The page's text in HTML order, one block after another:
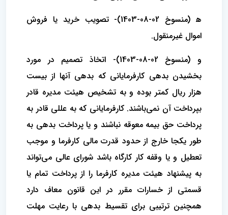
ه‍ (منسوخ 02-08-1403)- تصویب خرید یا فروش
اموال غیرمنقول.
و (منسوخ 02-08-1403)- اتخاذ تصمیم در مورد
بخشیدن بدهی کارفرمایانی که بدهی آنها از بیست
هزار ریال کمتر بوده و به تشخیص هیئت مدیره قادر
بپرداخت آن‌ نمی‌‌باشند. ‌کارفرمایانی که به عللی قادر به
پرداخت حق بیمه معوقه نباشند و یا پرداخت بدهی به
طور یکجا خارج از حدود قدرت مالی کارفرما و موجب
تعطیل و‌ یا وقفه کار کارگاه باشد شورای عالی می‌تواند
به پیشنهاد هیئت مدیره کارفرما را از پرداخت تمام یا
قسمتی از خسارات مقرر در این قانون معاف دارد
‌همچنین ترتیبی برای تقسیط بدهی با رعایت مهلت